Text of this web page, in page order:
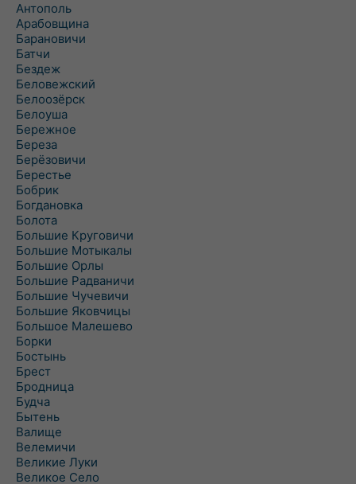
Антополь
Арабовщина
Барановичи
Батчи
Бездеж
Беловежский
Белоозёрск
Белоуша
Бережное
Береза
Берёзовичи
Берестье
Бобрик
Богдановка
Болота
Большие Круговичи
Большие Мотыкалы
Большие Орлы
Большие Радваничи
Большие Чучевичи
Большие Яковчицы
Большое Малешево
Борки
Бостынь
Брест
Бродница
Будча
Бытень
Валище
Велемичи
Великие Луки
Великое Село